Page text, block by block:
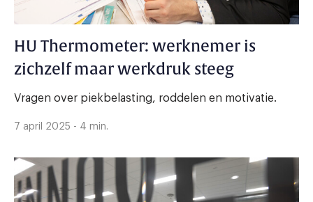
HU Thermometer: werknemer is
zichzelf maar werkdruk steeg
Vragen over piekbelasting, roddelen en motivatie.
7 april 2025 - 4 min.